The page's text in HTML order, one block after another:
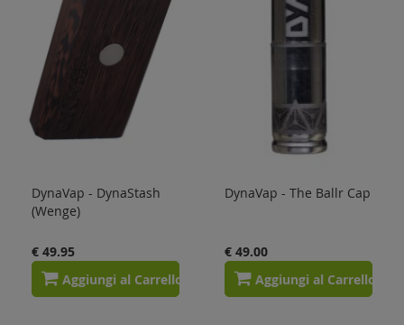
DynaVap - DynaStash
(Wenge)
€ 49.95
Aggiungi al Carrello
DynaVap - The Ballr Cap
€ 49.00
Aggiungi al Carrello